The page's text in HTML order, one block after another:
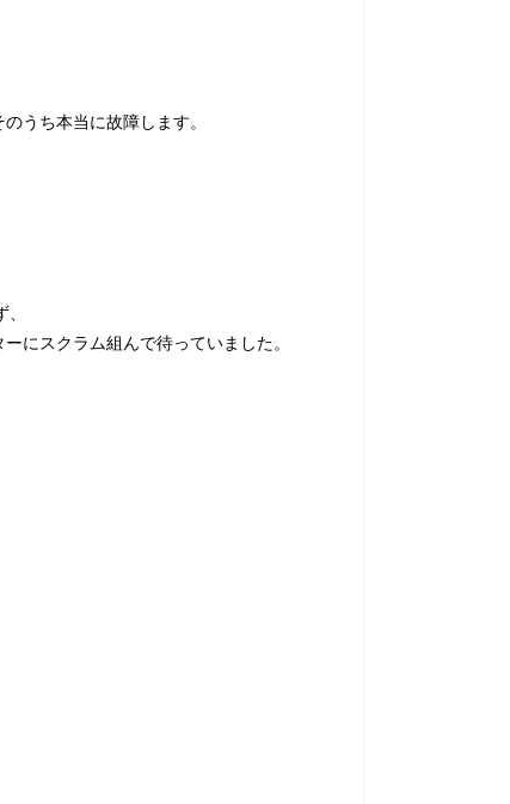
うち本当に故障します。
にスクラム組んで待っていました。